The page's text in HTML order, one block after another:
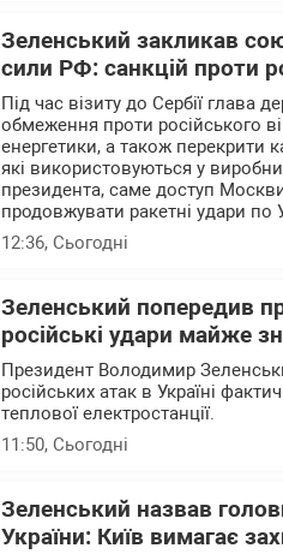
Зеленський закликав
сили РФ: санкцій проти
Під час візиту до Сербії глава
обмеження проти російського
енергетики, а також перекрити
які використовуються у
президента, саме доступ
продовжувати ракетні удари по
12:36, Сьогодні
Зеленський попередив
російські удари майже
Президент Володимир
російських атак в Україні
теплової електростанції.
11:50, Сьогодні
Зеленський назвав
України: Київ вимагає